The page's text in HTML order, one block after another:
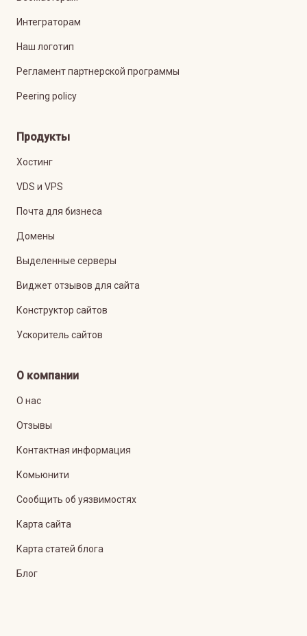
Интеграторам
Наш логотип
Регламент партнерской программы
Peering policy
Продукты
Хостинг
VDS и VPS
Почта для бизнеса
Домены
Выделенные серверы
Виджет отзывов для сайта
Конструктор сайтов
Ускоритель сайтов
О компании
О нас
Отзывы
Контактная информация
Комьюнити
Сообщить об уязвимостях
Карта сайта
Карта статей блога
Блог